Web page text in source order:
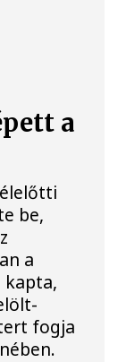
a
be,
a
kapta,
fogja